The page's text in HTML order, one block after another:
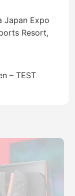
Japan Expo
Resort,
– TEST